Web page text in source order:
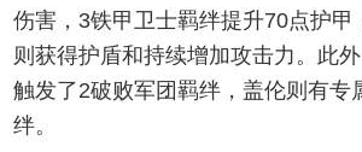
伤害，3铁甲卫士羁绊提升70点护甲
则获得护盾和持续增加攻击力。此
触发了2破败军团羁绊，盖伦则有专
绊。